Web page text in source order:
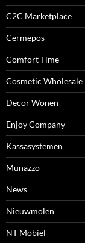
C2C Marketplace
Cermepos
Comfort Time
Cosmetic Wholesale
Decor Wonen
Enjoy Company
Kassasystemen
Munazzo
News
Nieuwmolen
NT Mobiel